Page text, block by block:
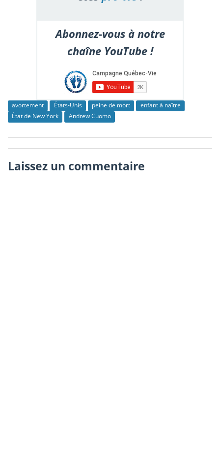
Abonnez-vous à notre
chaîne YouTube !
avortement États-Unis peine de mort
enfant à naître
État de New York
Andrew Cuomo
Laissez un commentaire